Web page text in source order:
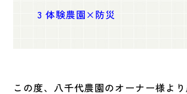
3 体験農園×防災
この度、八千代農園のオーナー様よ